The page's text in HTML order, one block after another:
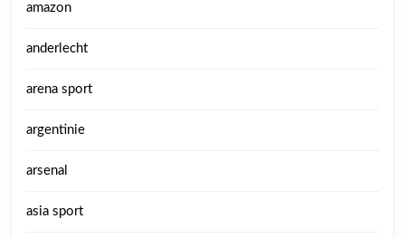
amazon
anderlecht
arena sport
argentinie
arsenal
asia sport